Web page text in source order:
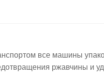
все машины
ржавчины и